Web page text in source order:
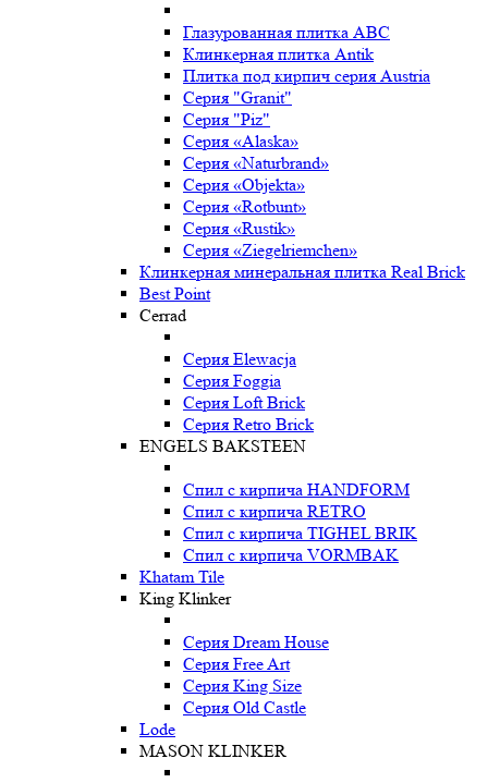
Глазурованная плитка ABC
Клинкерная плитка Antik
Плитка под кирпич серия Austria
Серия "Granit"
Серия "Piz"
Серия «Alaska»
Серия «Naturbrand»
Серия «Objekta»
Серия «Rotbunt»
Серия «Rustik»
Серия «Ziegelriemchen»
Клинкерная минеральная плитка Real Brick
Best Point
Cerrad
Серия Elewacja
Серия Foggia
Серия Loft Brick
Серия Retro Brick
ENGELS BAKSTEEN
Спил с кирпича HANDFORM
Спил с кирпича RETRO
Спил с кирпича TIGHEL BRIK
Спил с кирпича VORMBAK
Khatam Tile
King Klinker
Серия Dream House
Серия Free Art
Серия King Size
Серия Old Castle
Lode
MASON KLINKER